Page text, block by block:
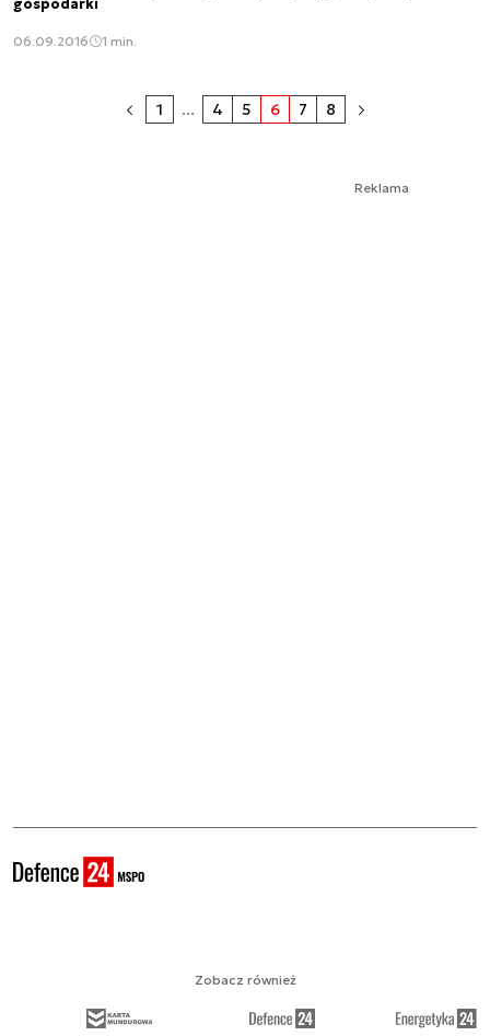
gospodarki
06.09.2016 1 min.
1 ... 4 5 6 7 8
Reklama
Zobacz również